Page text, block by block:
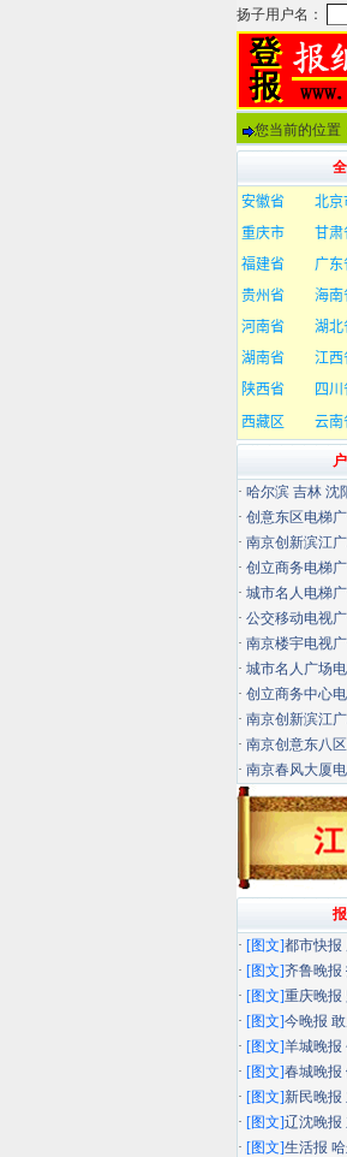
您当前的位置
· 哈尔滨 吉林 沈
· 创意东区电梯
· 南京创新滨江
· 创立商务电梯
· 城市名人电梯
· 公交移动电视
· 南京楼宇电视
· 城市名人广场
· 创立商务中心
· 南京创新滨江
· 南京创意东八
· 南京春风大厦
· [图文]都市快报
· [图文]齐鲁晚报
· [图文]重庆晚报
· [图文]今晚报
· [图文]羊城晚报
· [图文]春城晚报
· [图文]新民晚报
· [图文]辽沈晚报
· [图文]生活报